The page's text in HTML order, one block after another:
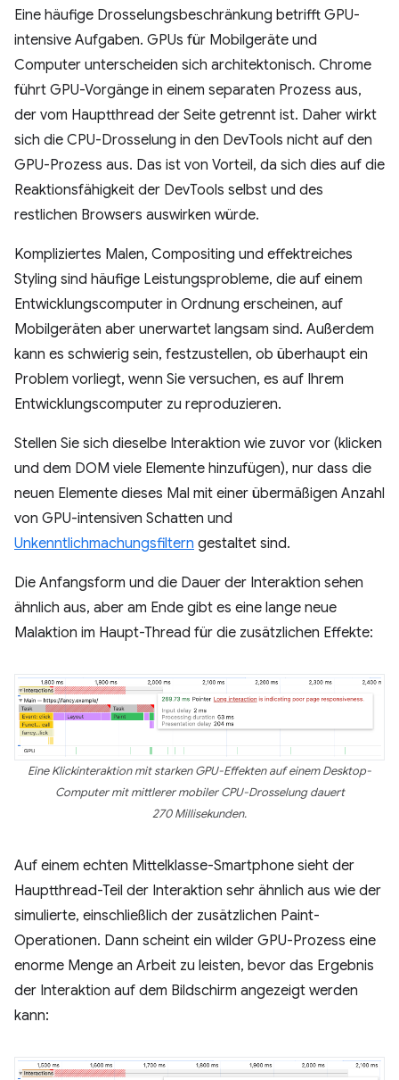
Eine häufige Drosselungsbeschränkung betrifft GPU-
intensive Aufgaben. GPUs für Mobilgeräte und
Computer unterscheiden sich architektonisch. Chrome
führt GPU-Vorgänge in einem separaten Prozess aus,
der vom Hauptthread der Seite getrennt ist. Daher wirkt
sich die CPU-Drosselung in den DevTools nicht auf den
GPU-Prozess aus. Das ist von Vorteil, da sich dies auf die
Reaktionsfähigkeit der DevTools selbst und des
restlichen Browsers auswirken würde.
Kompliziertes Malen, Compositing und effektreiches
Styling sind häufige Leistungsprobleme, die auf einem
Entwicklungscomputer in Ordnung erscheinen, auf
Mobilgeräten aber unerwartet langsam sind. Außerdem
kann es schwierig sein, festzustellen, ob überhaupt ein
Problem vorliegt, wenn Sie versuchen, es auf Ihrem
Entwicklungscomputer zu reproduzieren.
Stellen Sie sich dieselbe Interaktion wie zuvor vor (klicken
und dem DOM viele Elemente hinzufügen), nur dass die
neuen Elemente dieses Mal mit einer übermäßigen Anzahl
von GPU-intensiven Schatten und
Unkenntlichmachungsfiltern gestaltet sind.
Die Anfangsform und die Dauer der Interaktion sehen
ähnlich aus, aber am Ende gibt es eine lange neue
Malaktion im Haupt-Thread für die zusätzlichen Effekte:
Eine Klickinteraktion mit starken GPU-Effekten auf einem Desktop-
Computer mit mittlerer mobiler CPU-Drosselung dauert
270 Millisekunden.
Auf einem echten Mittelklasse-Smartphone sieht der
Hauptthread-Teil der Interaktion sehr ähnlich aus wie der
simulierte, einschließlich der zusätzlichen Paint-
Operationen. Dann scheint ein wilder GPU-Prozess eine
enorme Menge an Arbeit zu leisten, bevor das Ergebnis
der Interaktion auf dem Bildschirm angezeigt werden
kann: